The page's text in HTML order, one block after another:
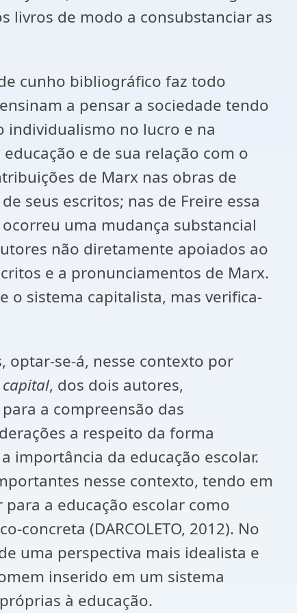
livros de modo a consubstanciar as
cunho bibliográfico faz todo
a pensar a sociedade tendo
individualismo no lucro e na
e de sua relação com o
de Marx nas obras de
seus escritos; nas de Freire essa
uma mudança substancial
não diretamente apoiados ao
e a pronunciamentos de Marx.
o sistema capitalista, mas verifica-
optar-se-á, nesse contexto por
capital, dos dois autores,
a compreensão das
a respeito da forma
importância da educação escolar.
nesse contexto, tendo em
a educação escolar como
(DARCOLETO, 2012). No
uma perspectiva mais idealista e
inserido em um sistema
à educação.